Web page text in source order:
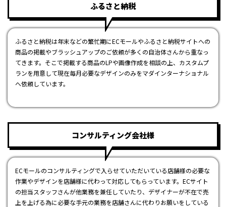
ふるさと納税
ふるさと納税は年末などの繁忙期にECモールやふるさと納税サイトへの
商品の掲載やブラッシュアップのご依頼が多くの自治体さんから重なっ
てきます。そこで掲載する商品のLPや画像作成を相談の上、カスタムプ
ランを用意して現在毎月必要なデザインのみをマダインターナショナル
へ依頼しています。
コンサルティング会社様
ECモールのコンサルティングで入らせていただいている店舗様の必要な
作業やデザインを店舗様に代わって対応してもらっています。ECサイト
の担当スタッフさんが他業務を兼任していたり、デザイナーが不在で売
上を上げる為に必要な手元の業務を店舗さんに代わりお願いをしている